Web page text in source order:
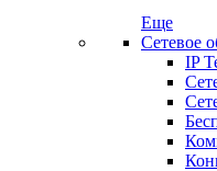
Еще
Сетевое
IP